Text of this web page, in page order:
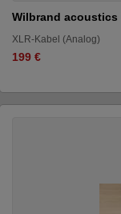
Wilbrand acoustics
XLR-Kabel (Analog)
199 €